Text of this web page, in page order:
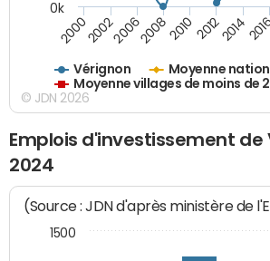
Vérignon
Moyenne
Moyenne villages de moins de
20002002200620082010 20122014
0k
© JDN 2026
Emplois d'investissement de
2024
(Source : JDN d'après ministère de
1500